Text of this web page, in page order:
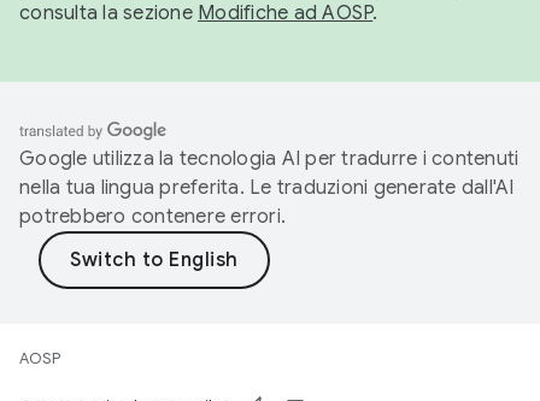
consulta la sezione Modifiche ad AOSP.
Google utilizza la tecnologia AI per tradurre i contenuti
nella tua lingua preferita. Le traduzioni generate dall'AI
potrebbero contenere errori.
AOSP